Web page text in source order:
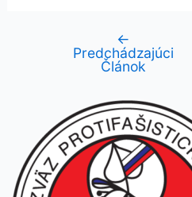
←
Predchádzajúci
Článok